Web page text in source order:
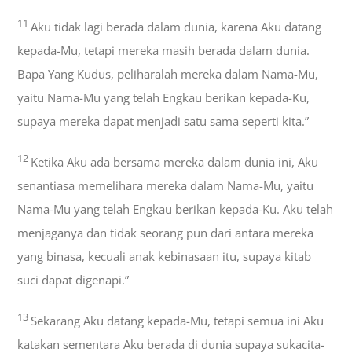
11 Aku tidak lagi berada dalam dunia, karena Aku datang
kepada-Mu, tetapi mereka masih berada dalam dunia.
Bapa Yang Kudus, peliharalah mereka dalam Nama-Mu,
yaitu Nama-Mu yang telah Engkau berikan kepada-Ku,
supaya mereka dapat menjadi satu sama seperti kita.”
12 Ketika Aku ada bersama mereka dalam dunia ini, Aku
senantiasa memelihara mereka dalam Nama-Mu, yaitu
Nama-Mu yang telah Engkau berikan kepada-Ku. Aku telah
menjaganya dan tidak seorang pun dari antara mereka
yang binasa, kecuali anak kebinasaan itu, supaya kitab
suci dapat digenapi.”
13 Sekarang Aku datang kepada-Mu, tetapi semua ini Aku
katakan sementara Aku berada di dunia supaya sukacita-